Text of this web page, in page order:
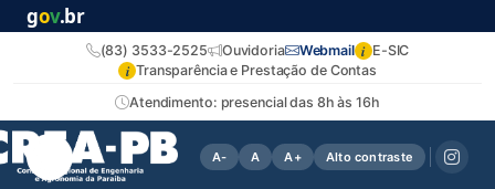
gov.br
Atendimento: presencial das 8h às 16h
(83) 3533-2525 Ouvidoria Webmail i E-SIC
i Transparência e Prestação de Contas
A- A A+ Alto contraste